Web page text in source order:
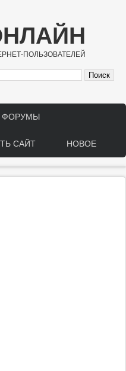
ПОЛЬЗОВАТЕЛЕЙ
ФОРУМЫ
САЙТ НОВОЕ